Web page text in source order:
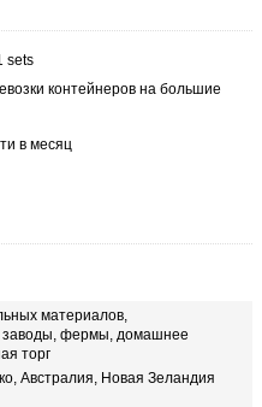
sets
контейнеров на большие
в месяц
материалов,
заводы, фермы, домашнее
торг
Австралия, Новая Зеландия